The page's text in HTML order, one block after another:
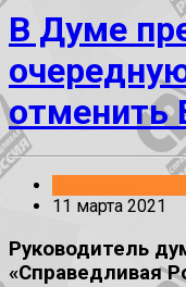
В Думе
отменить
11 марта 2021
Руководитель
«Справедливая